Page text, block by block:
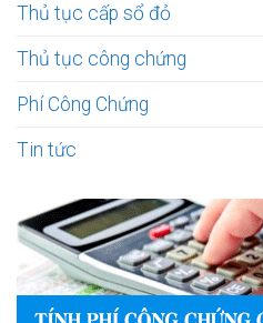
Thủ tục cấp sổ đỏ
Thủ tục công chứng
Phí Công Chứng
Tin tức